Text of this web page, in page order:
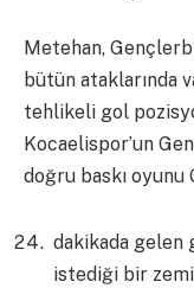
Metehan,
bütün ataklarında
tehlikeli gol
Kocaelispor’un
doğru baskı oyunu
dakikada gelen
istediği bir